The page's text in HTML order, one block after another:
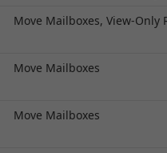
Move Mailboxes, View-Only
Move Mailboxes
Move Mailboxes